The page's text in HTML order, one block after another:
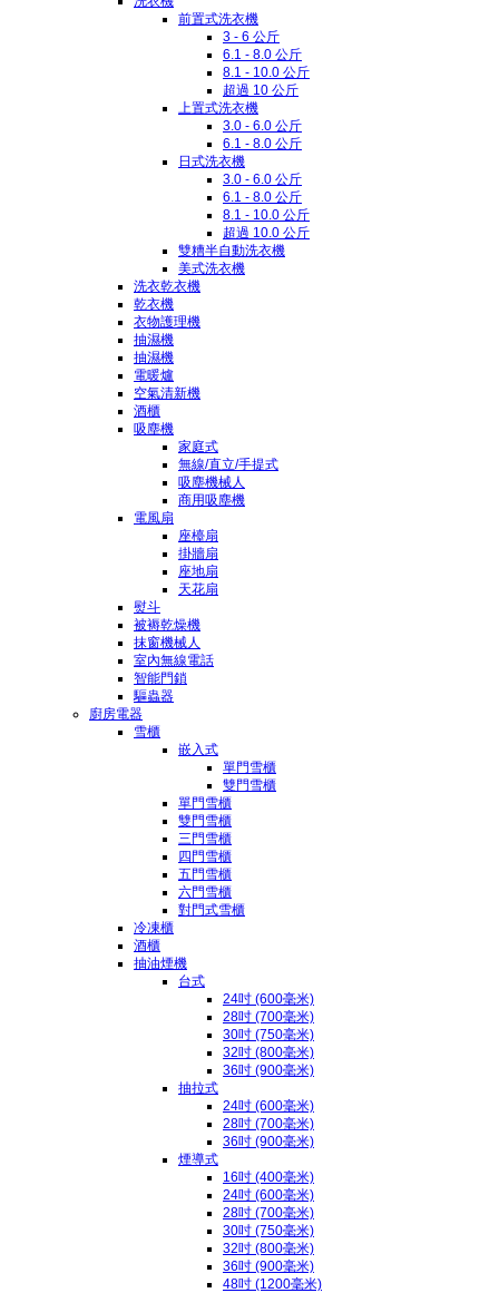
前置式洗衣機
3 - 6 公斤
6.1 - 8.0 公斤
8.1 - 10.0 公斤
超過 10 公斤
上置式洗衣機
3.0 - 6.0 公斤
6.1 - 8.0 公斤
日式洗衣機
3.0 - 6.0 公斤
6.1 - 8.0 公斤
8.1 - 10.0 公斤
超過 10.0 公斤
雙糟半自動洗衣機
美式洗衣機
洗衣乾衣機
乾衣機
衣物護理機
抽濕機
抽濕機
電暖爐
空氣清新機
酒櫃
吸塵機
家庭式
無線/直立/手提式
吸塵機械人
商用吸塵機
電風扇
座檯扇
掛牆扇
座地扇
天花扇
熨斗
被褥乾燥機
抹窗機械人
室內無線電話
智能門鎖
驅蟲器
廚房電器
雪櫃
嵌入式
單門雪櫃
雙門雪櫃
單門雪櫃
雙門雪櫃
三門雪櫃
四門雪櫃
五門雪櫃
六門雪櫃
對門式雪櫃
冷凍櫃
酒櫃
抽油煙機
台式
24吋 (600毫米)
28吋 (700毫米)
30吋 (750毫米)
32吋 (800毫米)
36吋 (900毫米)
抽拉式
24吋 (600毫米)
28吋 (700毫米)
36吋 (900毫米)
煙導式
16吋 (400毫米)
24吋 (600毫米)
28吋 (700毫米)
30吋 (750毫米)
32吋 (800毫米)
36吋 (900毫米)
48吋 (1200毫米)